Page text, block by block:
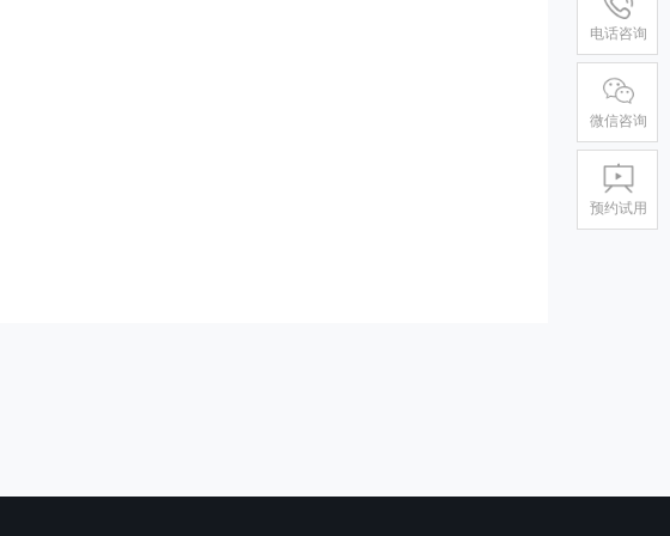
电话咨询
微信咨询
预约试用